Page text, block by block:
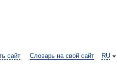
RU
сайт Словарь на свой сайт